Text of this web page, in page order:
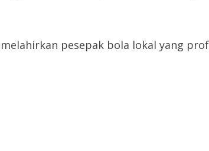
pesepak bola lokal yang